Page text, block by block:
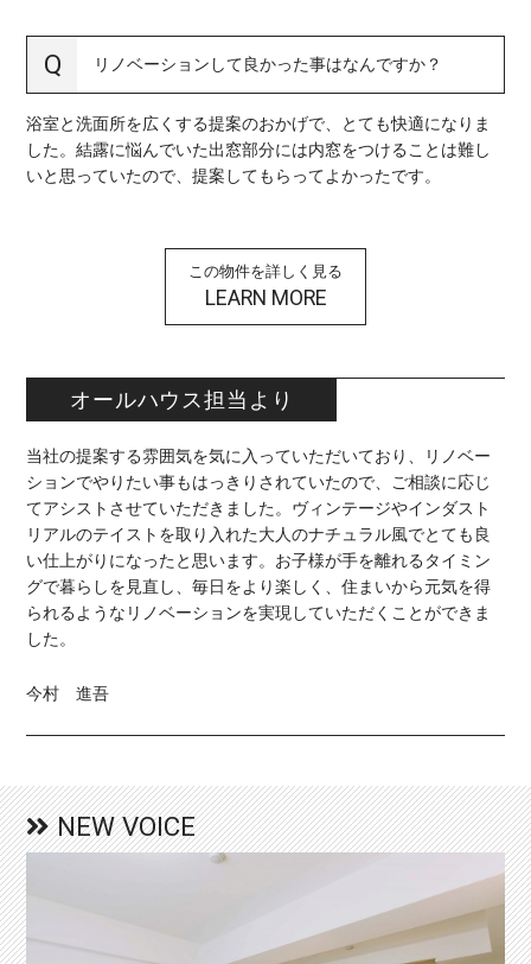
リノベーションして良かった事はなんですか？
浴室と洗面所を広くする提案のおかげで、とても快適になりま
した。結露に悩んでいた出窓部分には内窓をつけることは難し
いと思っていたので、提案してもらってよかったです。
この物件を詳しく見る
LEARN MORE
オールハウス担当より
当社の提案する雰囲気を気に入っていただいており、リノベー
ションでやりたい事もはっきりされていたので、ご相談に応じ
てアシストさせていただきました。ヴィンテージやインダスト
リアルのテイストを取り入れた大人のナチュラル風でとても良
い仕上がりになったと思います。お子様が手を離れるタイミン
グで暮らしを見直し、毎日をより楽しく、住まいから元気を得
られるようなリノベーションを実現していただくことができま
した。
今村 進吾
NEW VOICE